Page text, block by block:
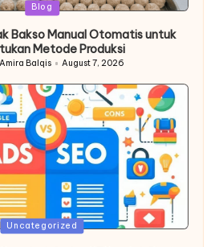
Posted
Blog
Bakso Manual Otomatis untuk
Metode Produksi
Balqis August 7, 2026
Posted
Uncategorized